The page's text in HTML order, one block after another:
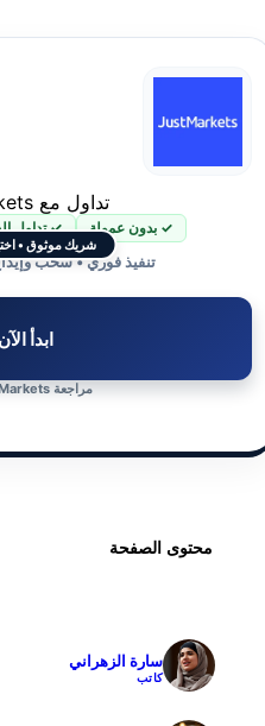
شريك موثوق •
تداول مع JustMarkets
✓ بدون عمولة ✓ تداول
تنفيذ فوري • سحب
ابدأ
مراجعة JustMarkets كاملة
محتوى الصفحة
سارة الزهراني
كاتب